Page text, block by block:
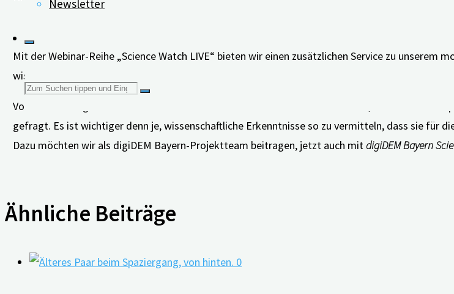
Newsletter
Suchen
nach:
Mit der Webinar-Reihe „Science Watch LIVE“ bieten wir einen zusätzlichen Service zu unserem
wissenschaftliche Erkenntnisse aus der Demenzforschung bereitstellen.
Vor dem Hintergrund massenhaft verbreiteter Halbwahrheiten und Fake News, aktuell zum
gefragt. Es ist wichtiger denn je, wissenschaftliche Erkenntnisse so zu vermitteln, dass sie für
Dazu möchten wir als digiDEM Bayern-Projektteam beitragen, jetzt auch mitdigiDEM Bayern
Ähnliche Beiträge
0